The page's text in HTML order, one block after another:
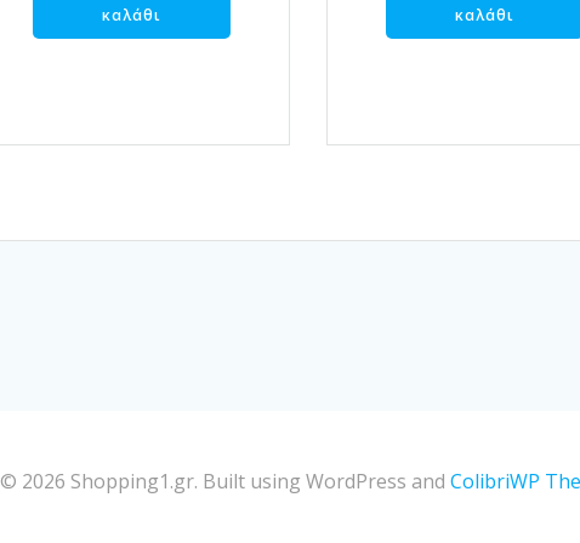
καλάθι
καλάθι
© 2026 Shopping1.gr. Built using WordPress and ColibriWP